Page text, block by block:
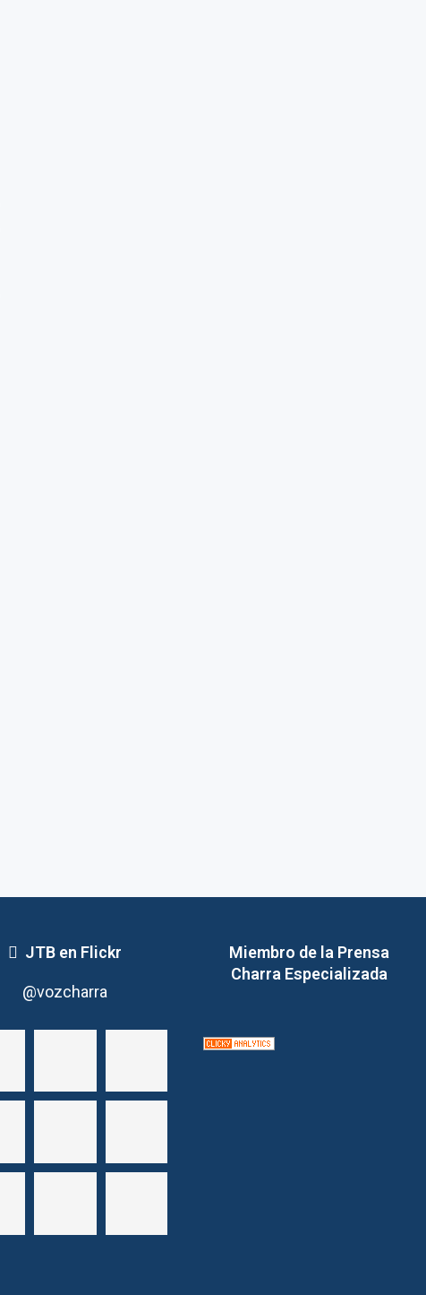
JTB en Flickr
@vozcharra
Miembro de la Prensa
Charra Especializada